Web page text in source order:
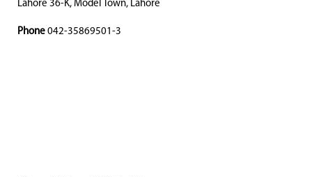
Lahore 36-K, Model Town, Lahore
Phone 042-35869501-3